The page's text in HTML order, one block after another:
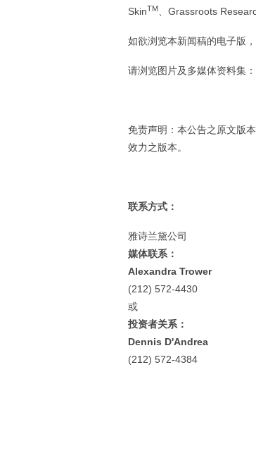
SkinTM 、Grassroots
如欲浏览本新闻稿的电子版
请浏览图片及多媒体资料集：
免责声明：本公告之原文版
效力之版本。
联系方式：
雅诗兰黛公司
媒体联系：
Alexandra Trower
(212) 572-4430
或
投资者关系：
Dennis D'Andrea
(212) 572-4384